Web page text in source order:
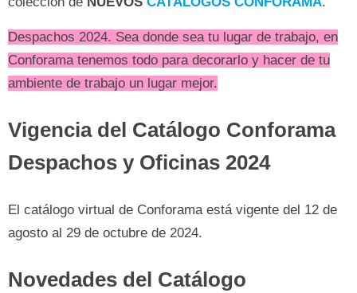
Despachos 2024. Sea donde sea tu lugar de trabajo, en
Conforama tenemos todo para decorarlo y hacer de tu
ambiente de trabajo un lugar mejor.
Vigencia del Catálogo Conforama
Despachos y Oficinas 2024
El catálogo virtual de Conforama está vigente del 12 de
agosto al 29 de octubre de 2024.
Novedades del Catálogo